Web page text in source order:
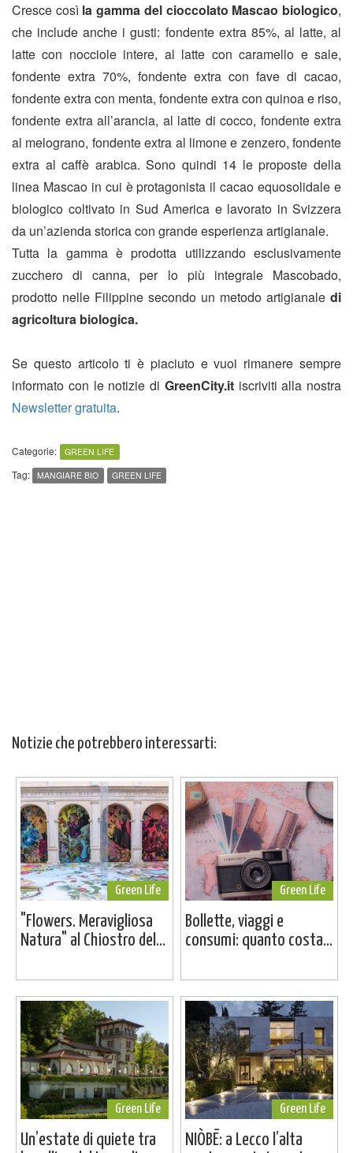
Cresce così la gamma del cioccolato Mascao biologico,
che include anche i gusti: fondente extra 85%, al latte, al
latte con nocciole intere, al latte con caramello e sale,
fondente extra 70%, fondente extra con fave di cacao,
fondente extra con menta, fondente extra con quinoa e riso,
fondente extra all’arancia, al latte di cocco, fondente extra
al melograno, fondente extra al limone e zenzero, fondente
extra al caffè arabica. Sono quindi 14 le proposte della
linea Mascao in cui è protagonista il cacao equosolidale e
biologico coltivato in Sud America e lavorato in Svizzera
da un’azienda storica con grande esperienza artigianale.
Tutta la gamma è prodotta utilizzando esclusivamente
zucchero di canna, per lo più integrale Mascobado,
prodotto nelle Filippine secondo un metodo artigianale di
agricoltura biologica.
Se questo articolo ti è piaciuto e vuoi rimanere sempre
informato con le notizie di GreenCity.itiscriviti alla nostra
Newsletter gratuita.
Categorie: GREEN LIFE
Tag: MANGIARE BIO GREEN LIFE
Notizie che potrebbero interessarti:
Green Life
"Flowers. Meravigliosa
Natura" al Chiostro del...
Green Life
Bollette, viaggi e
consumi: quanto costa...
Green Life
Un’estate di quiete tra
Green Life
NIÒBĒ: a Lecco l’alta